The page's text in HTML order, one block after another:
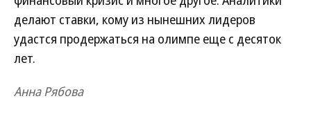
делают ставки, кому из нынешних лидеров
удастся продержаться на олимпе еще с десяток
лет.
Анна Рябова